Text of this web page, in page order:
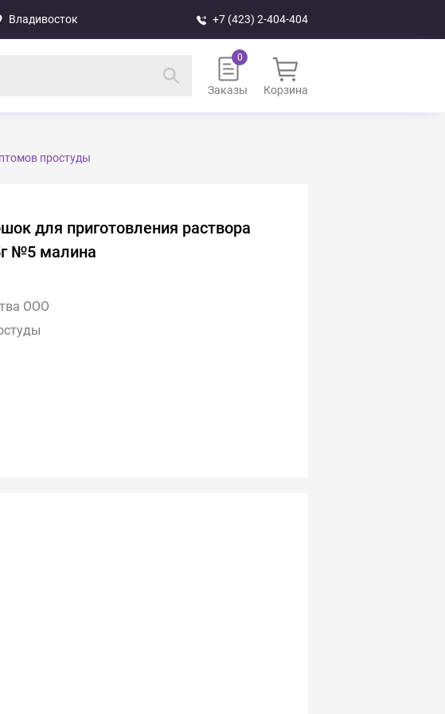
Владивосток +7 (423) 2-404-404
Заказы Корзина
простуды
для приготовления раствора
№5 малина
ООО